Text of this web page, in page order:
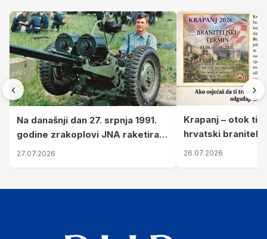
‹
Na današnji dan 27. srpnja 1991.
godine zrakoplovi JNA raketirali
su vojarnu i obučni centar "Nikola
27.07.2026
Krapanj – otok
hrvatski branitelji
pronalaze mir
26.07.2026
›